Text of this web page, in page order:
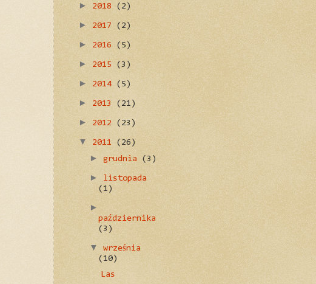
► 2018 (2)
► 2017 (2)
► 2016 (5)
► 2015 (3)
► 2014 (5)
► 2013 (21)
► 2012 (23)
▼ 2011 (26)
► grudnia (3)
►
listopada
(1)
►
października
(3)
▼ września
(10)
Las